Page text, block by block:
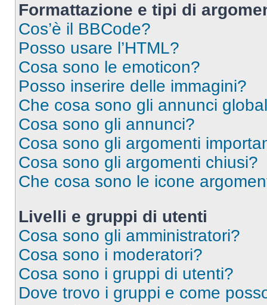
Formattazione e tipi di
Cos’è il BBCode?
Posso usare l’HTML?
Cosa sono le emoticon?
Posso inserire delle immagini?
Che cosa sono gli annunci
Cosa sono gli annunci?
Cosa sono gli argomenti
Cosa sono gli argomenti chiusi?
Che cosa sono le icone
Livelli e gruppi di utenti
Cosa sono gli amministratori?
Cosa sono i moderatori?
Cosa sono i gruppi di utenti?
Dove trovo i gruppi e come